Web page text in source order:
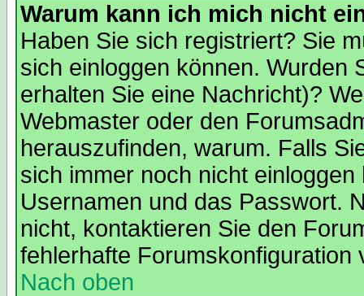
Warum kann ich mich nicht
Haben Sie sich registriert? Sie
sich einloggen können. Wurden
erhalten Sie eine Nachricht)?
Webmaster oder den
herauszufinden, warum. Falls
sich immer noch nicht
Usernamen und das Passwort.
nicht, kontaktieren Sie den
fehlerhafte Forumskonfiguration
Nach oben